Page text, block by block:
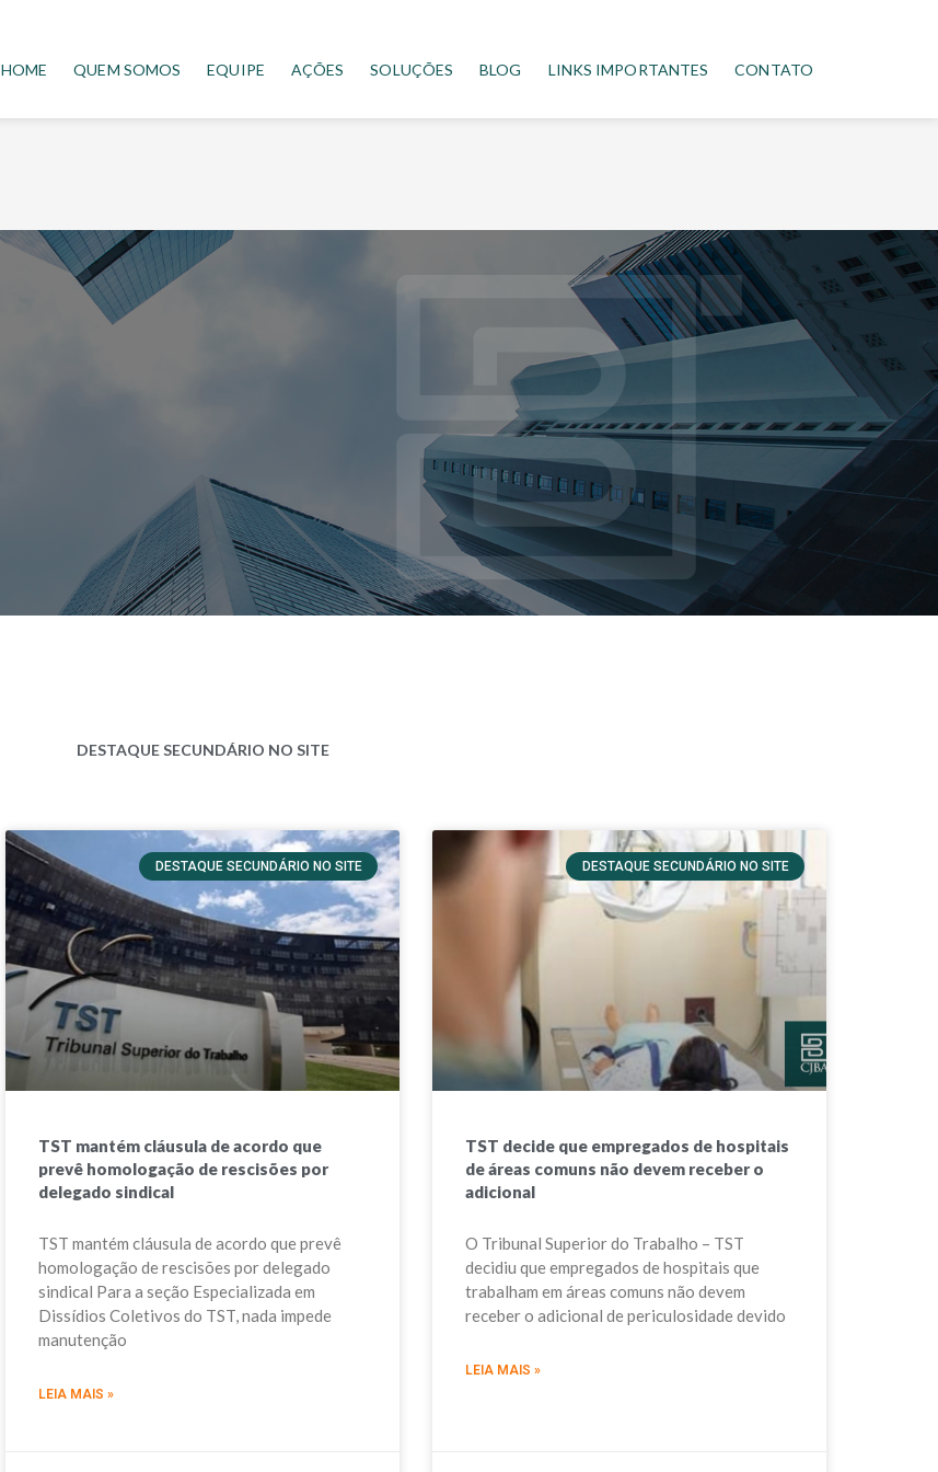
HOME QUEM SOMOS EQUIPE AÇÕES SOLUÇÕES BLOG LINKS IMPORTANTES CONTATO
DESTAQUE SECUNDÁRIO NO SITE
DESTAQUE SECUNDÁRIO NO SITE
TST mantém cláusula de acordo que
prevê homologação de rescisões por
delegado sindical
TST mantém cláusula de acordo que prevê
homologação de rescisões por delegado
sindical Para a seção Especializada em
Dissídios Coletivos do TST, nada impede
manutenção
LEIA MAIS »
DESTAQUE SECUNDÁRIO NO SITE
TST decide que empregados de hospitais
de áreas comuns não devem receber o
adicional
O Tribunal Superior do Trabalho – TST
decidiu que empregados de hospitais que
trabalham em áreas comuns não devem
receber o adicional de periculosidade devido
LEIA MAIS »